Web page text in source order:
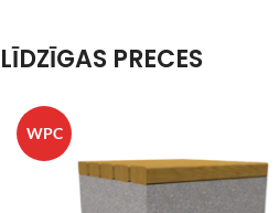
LĪDZĪGAS PRECES
WPC